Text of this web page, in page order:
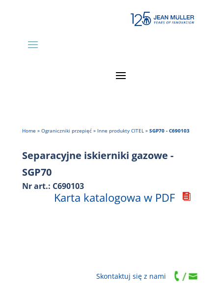
Home » Ograniczniki przepięć» Inne produkty CITEL» SGP70 - C690103
Separacyjne iskierniki gazowe -
SGP70
Nr art.: C690103

Karta katalogowa w PDF
Skontaktuj się z nami